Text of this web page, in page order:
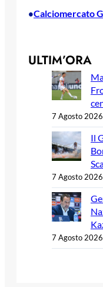
•Calciomercato
ULTIM’ORA
7 Agosto 2026
Il
7 Agosto 2026
7 Agosto 2026